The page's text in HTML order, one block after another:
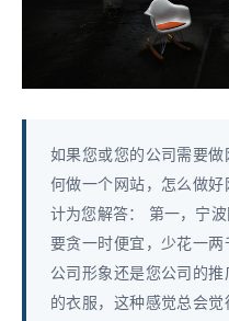
如果您或您的公司需要
何做一个网站，怎么做
计为您解答： 第一，宁
要贪一时便宜，少花一
公司形象还是您公司的
的衣服，这种感觉总会